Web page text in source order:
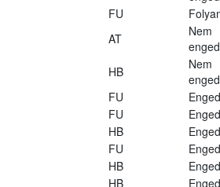
FU
AT
Nem
HB
Nem
FU
FU
HB
FU
HB
HB